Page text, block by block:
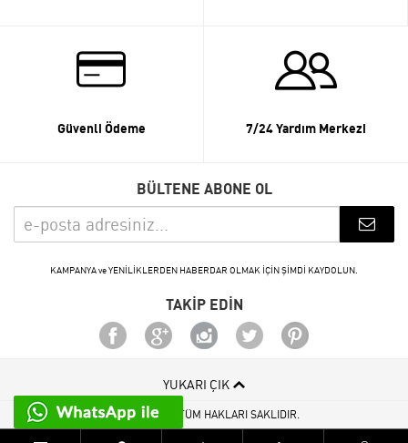
Güvenli Ödeme 7/24 Yardım Merkezi
BÜLTENE ABONE OL
KAMPANYA ve YENİLİKLERDEN HABERDAR OLMAK İÇİN ŞİMDİ KAYDOLUN.
TAKİP EDİN
YUKARI ÇIK
© 2015 - 2026 TÜM HAKLARI SAKLIDIR.